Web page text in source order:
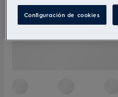
Configuración de cookies